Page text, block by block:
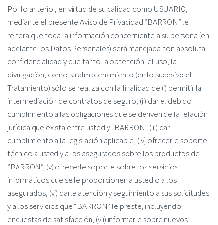
Por lo anterior, en virtud de su calidad como USUARIO,
mediante el presente Aviso de Privacidad “BARRON” le
reitera que toda la información concerniente a su persona (en
adelante los Datos Personales) será manejada con absoluta
confidencialidad y que tanto la obtención, el uso, la
divulgación, como su almacenamiento (en lo sucesivo el
Tratamiento) sólo se realiza con la finalidad de (i) permitir la
intermediación de contratos de seguro, (ii) dar el debido
cumplimiento a las obligaciones que se deriven de la relación
jurídica que exista entre usted y “BARRON” (iii) dar
cumplimiento a la legislación aplicable, (iv) ofrecerle soporte
técnico a usted y a los asegurados sobre los productos de
“BARRON”, (v) ofrecerle soporte sobre los servicios
informáticos que se le proporcionen a usted o a los
asegurados, (vi) darle atención y seguimiento a sus solicitudes
y a los servicios que “BARRON” le preste, incluyendo
encuestas de satisfacción, (vii) informarle sobre nuevos